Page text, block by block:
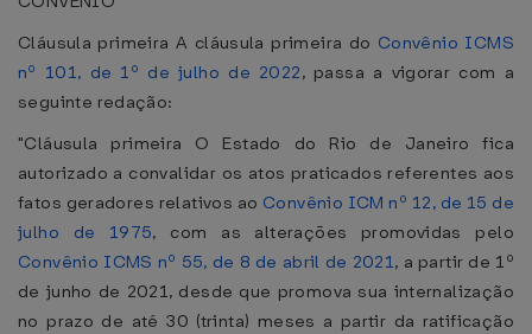
Cláusula primeira A cláusula primeira do Convênio ICMS
nº 101, de 1º de julho de 2022, passa a vigorar com a
seguinte redação:
"Cláusula primeira O Estado do Rio de Janeiro fica
autorizado a convalidar os atos praticados referentes aos
fatos geradores relativos ao Convênio ICM nº 12, de 15 de
julho de 1975, com as alterações promovidas pelo
Convênio ICMS nº 55, de 8 de abril de 2021, a partir de 1º
de junho de 2021, desde que promova sua internalização
no prazo de até 30 (trinta) meses a partir da ratificação